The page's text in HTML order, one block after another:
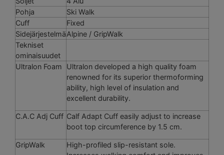
Pohja
Ski Walk
Cuff
Fixed
SidejärjestelmäAlpine / GripWalk
Tekniset
ominaisuudet
Ultralon Foam
Ultralon developed a high quality foam
renowned for its superior thermoforming
ability, high level of insulation and
excellent durability.
C.A.C Adj Cuff Calf Adapt Cuff easily adjust to increase
boot top circumference by 1.5 cm.
GripWalk
High-profiled slip-resistant sole.